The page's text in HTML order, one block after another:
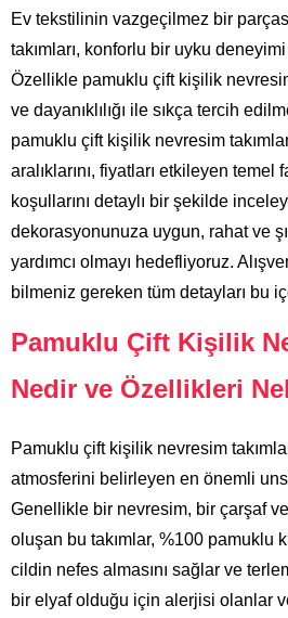
Ev tekstilinin vazgeçilmez bir
takımları, konforlu bir uyku
Özellikle pamuklu çift kişilik
ve dayanıklılığı ile sıkça tercih
pamuklu çift kişilik nevresim
aralıklarını, fiyatları etkileyen temel
koşullarını detaylı bir şekilde
dekorasyonunuza uygun, rahat ve
yardımcı olmayı hedefliyoruz.
bilmeniz gereken tüm detayları bu
Pamuklu Çift Kişilik
Nedir ve Özellikleri
Pamuklu çift kişilik nevresim
atmosferini belirleyen en önemli
Genellikle bir nevresim, bir çarşaf ve
oluşan bu takımlar, %100 pamuklu
cildin nefes almasını sağlar ve
bir elyaf olduğu için alerjisi olanlar